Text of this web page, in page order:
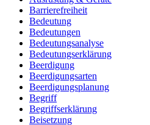
Barrierefreiheit
Bedeutung
Bedeutungen
Bedeutungsanalyse
Bedeutungserklärung
Beerdigung
Beerdigungsarten
Beerdigungsplanung
Begriff
Begriffserklärung
Beisetzung